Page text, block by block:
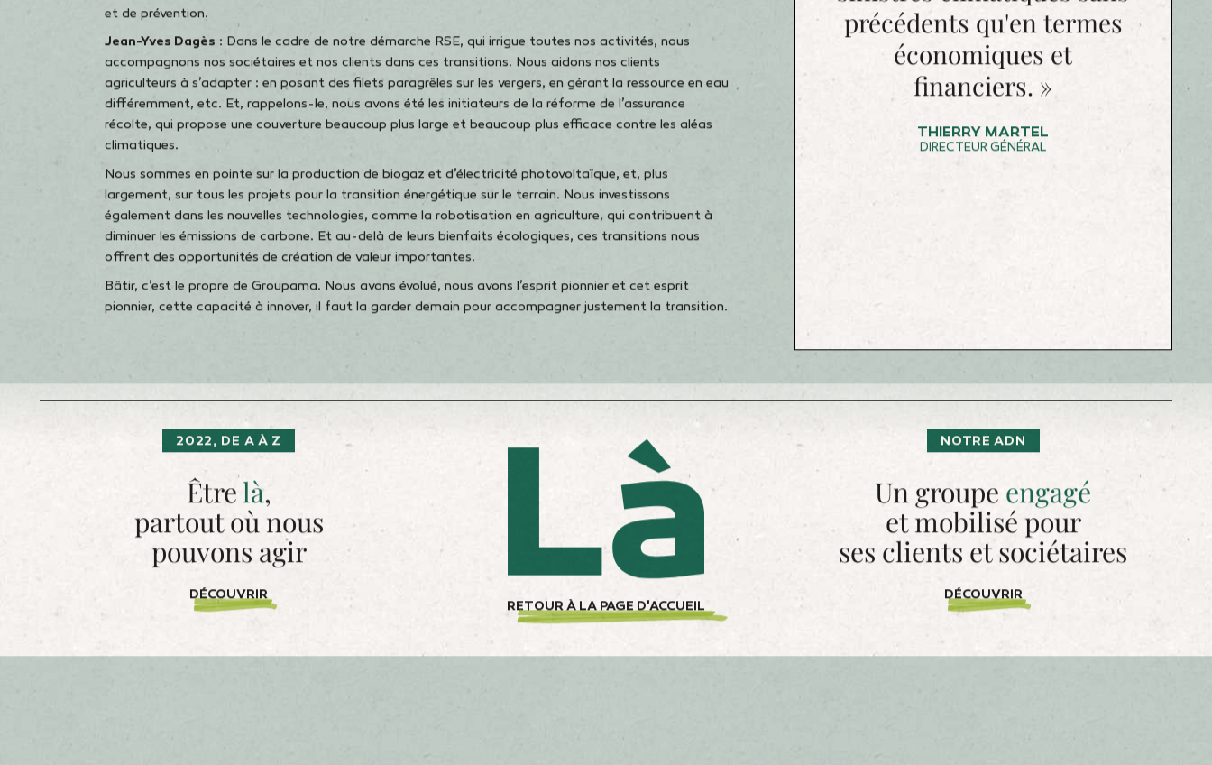
consacrer les investissements et le temps nécessaires. Et le propre du mutualisme, c’est de savoir
Sur le plan climatique, 2022 a été considérée comme une année grave, mais en 2050, on la verra
comme une année normale, banale, voire même de faible intensité. C’est pourquoi nous prenons
activement part à la lutte contre le réchauffement climatique, sur trois plans. Tout d’abord, en nous
engageant pour la sobriété de nos propres activités : nous absorbons du carbone grâce à notre
patrimoine forestier et nous réduisons nos émissions. Ensuite, en déployant des politiques
énergétique. Enfin, nous accélérons la recherche et le développement sur les systèmes de protection
et de prévention.
Jean-Yves Dagès: Dans le cadre de notre démarche RSE, qui irrigue toutes nos activités, nous
accompagnons nos sociétaires et nos clients dans ces transitions. Nous aidons nos clients
différemment, etc. Et, rappelons-le, nous avons été les initiateurs de la réforme de l’assurance
récolte, qui propose une couverture beaucoup plus large et beaucoup plus efficace contre les aléas
Nous sommes en pointe sur la production de biogaz et d’électricité photovoltaïque, et, plus
largement, sur tous les projets pour la transition énergétique sur le terrain. Nous investissons
également dans les nouvelles technologies, comme la robotisation en agriculture, qui contribuent à
diminuer les émissions de carbone. Et au-delà de leurs bienfaits écologiques, ces transitions nous
offrent des opportunités de création de valeur importantes.
Bâtir, c’est le propre de Groupama. Nous avons évolué, nous avons l’esprit pionnier et cet esprit
pionnier, cette capacité à innover, il faut la garder demain pour accompagner justement la transition.
« Le Groupe affiche de
solides résultats en dépit
d'une conjoncture
extrêmement défavorable,
aussi bien en matière de
précédents qu'en termes
pouvons agir
ses clients et sociétaires